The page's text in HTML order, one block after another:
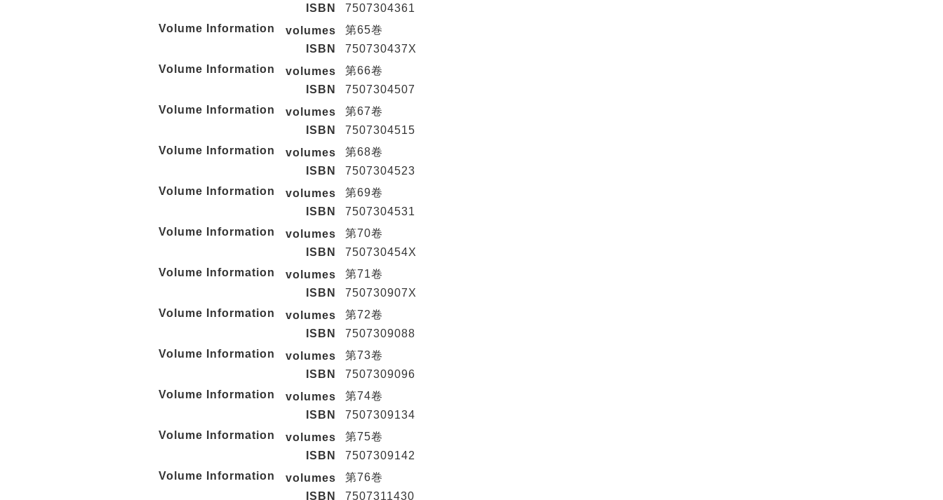
ISBN
7507304361
Volume Information
volumes
第65巻
ISBN
750730437X
Volume Information
volumes
第66卷
ISBN
7507304507
Volume Information
volumes
第67卷
ISBN
7507304515
Volume Information
volumes
第68卷
ISBN
7507304523
Volume Information
volumes
第69卷
ISBN
7507304531
Volume Information
volumes
第70卷
ISBN
750730454X
Volume Information
volumes
第71卷
ISBN
750730907X
Volume Information
volumes
第72卷
ISBN
7507309088
Volume Information
volumes
第73卷
ISBN
7507309096
Volume Information
volumes
第74卷
ISBN
7507309134
Volume Information
volumes
第75卷
ISBN
7507309142
Volume Information
volumes
第76巻
ISBN
7507311430